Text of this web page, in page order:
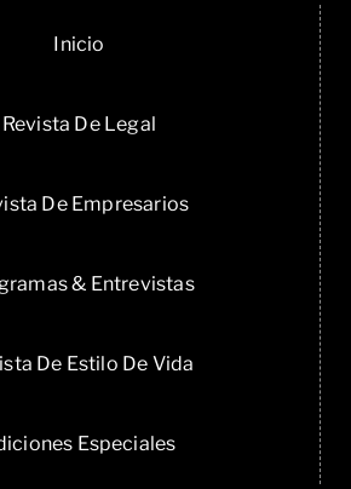
Inicio
Revista De Legal
De Empresarios
& Entrevistas
De Estilo De Vida
Especiales